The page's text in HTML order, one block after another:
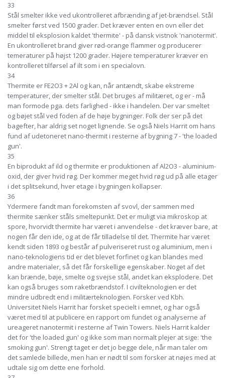
33
Stål smelter ikke ved ukontrolleret afbrænding af jet-brændsel. Stål
smelter først ved 1500 grader. Det kræver enten en ovn eller det
middel til eksplosion kaldet 'thermite' - på dansk vistnok 'nanotermit'.
En ukontrolleret brand giver rød-orange flammer og producerer
temeraturer på højst 1200 grader. Højere temperaturer kræver en
kontrolleret tilførsel af ilt som i en specialovn.
34
Thermite er FE2O3 + 2Al og kan, når antændt, skabe ekstreme
temperaturer, der smelter stål. Det bruges af militæret, og er - må
man formode pga. dets farlighed - ikke i handelen. Der var smeltet
og bøjet stål ved foden af de høje bygninger. Folk der ser på det
bagefter, har aldrig set noget lignende. Se også Niels Harrit om hans
fund af udetoneret nano-thermit i resterne af bygning 7 - 'the loaded
gun'.
35
En biprodukt af ild og thermite er produktionen af Al2O3 - aluminium-
oxid, der giver hvid røg. Der kommer meget hvid røg ud på alle etager
i det splitsekund, hver etage i bygningen kollapser.
36
Ydermere fandt man forekomsten af svovl, der sammen med
thermite sænker ståls smeltepunkt. Det er muligt via mikroskop at
spore, hvorvidt thermite har været i anvendelse - det kræver bare, at
nogen får den ide, og at de får tilladelse til det. Thermite har været
kendt siden 1893 og består af pulveriseret rust og aluminium, men i
nano-teknologiens tid er det blevet forfinet og kan blandes med
andre materialer, så det får forskellige egenskaber. Noget af det
kan brænde, bøje, smelte og svejse stål, andet kan eksplodere. Det
kan også bruges som raketbrændstof. I civilteknologien er det
mindre udbredt end i militærteknologien. Forsker ved Kbh.
Universitet Niels Harrit har forsket specielt i emnet, og har også
været med til at publicere en rapport om fundet og analyserne af
ureageret nanotermit i resterne af Twin Towers. Niels Harrit kalder
det for 'the loaded gun' og ikke som man normalt plejer at sige: 'the
smoking gun'. Strengt taget er det jo begge dele, når man taler om
det samlede billede, men han er nødt til som forsker at nøjes med at
udtale sig om dette ene forhold.